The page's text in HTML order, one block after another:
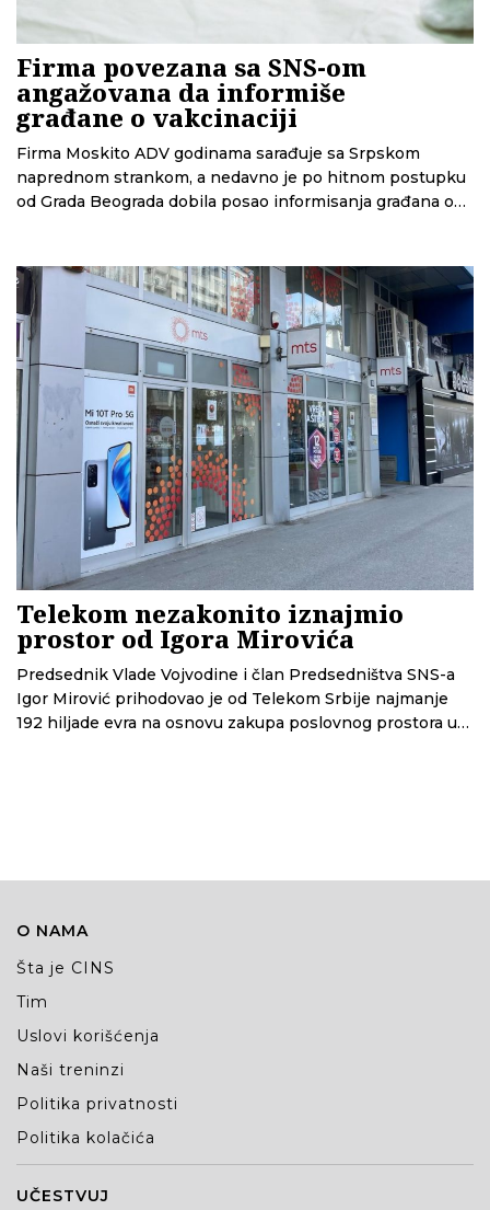
Firma povezana sa SNS-om
angažovana da informiše
građane o vakcinaciji
Firma Moskito ADV godinama sarađuje sa Srpskom
naprednom strankom, a nedavno je po hitnom postupku
od Grada Beograda dobila posao informisanja građana o
Telekom nezakonito iznajmio
prostor od Igora Mirovića
Predsednik Vlade Vojvodine i član Predsedništva SNS-a
Igor Mirović prihodovao je od Telekom Srbije najmanje
192 hiljade evra na osnovu zakupa poslovnog prostora u
O NAMA
Šta je CINS
Tim
Uslovi korišćenja
Naši treninzi
Politika privatnosti
Politika kolačića
UČESTVUJ